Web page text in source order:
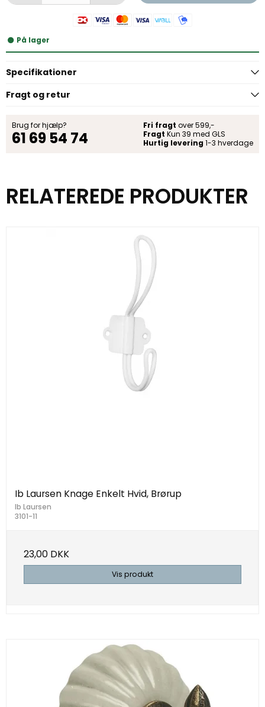
På lager
Specifikationer
Fragt og retur
Brug for hjælp?
61 69 54 74
Fri fragt over 599,-
Fragt Kun 39 med GLS
Hurtig levering 1-3 hverdage
RELATEREDE PRODUKTER
Ib Laursen Knage Enkelt Hvid, Brørup
Ib Laursen
3101-11
23,00 DKK
Vis produkt